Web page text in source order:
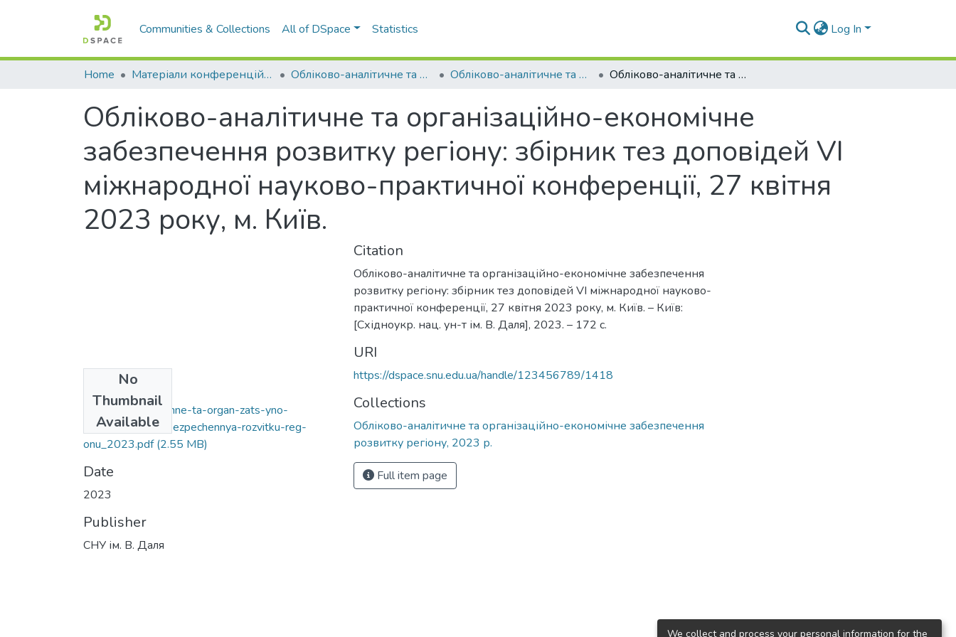
Communities & Collections All of DSpace Statistics Log In
Home Матеріали конференцій та семінарів Обліково-аналітичне та організаційно-економічне забезпечення розвитку регіону Обліково-аналітичне та організаційно-економічне забезпечення розвитку регіону, 2023 р. Обліково-аналітичне та організаційно-економічне забезпечення розвитку регіону: збірник тез доповідей VІ міжнародної науково-практичної конференції, 27 квітня 2023 року, м. Київ.
Обліково-аналітичне та організаційно-економічне
забезпечення розвитку регіону: збірник тез доповідей VІ
міжнародної науково-практичної конференції, 27 квітня
2023 року, м. Київ.
No
Thumbnail
Available
obl-kovo-anal-tichne-ta-organ-zats-yno-
ekonom-chne-zabezpechennya-rozvitku-reg-
onu_2023.pdf(2.55 MB)
Date
2023
Publisher
СНУ ім. В. Даля
Citation
Обліково-аналітичне та організаційно-економічне забезпечення
розвитку регіону: збірник тез доповідей VІ міжнародної науково-
практичної конференції, 27 квітня 2023 року, м. Київ. – Київ:
[Східноукр. нац. ун-т ім. В. Даля], 2023. – 172 с.
URI
https://dspace.snu.edu.ua/handle/123456789/1418
Collections
Обліково-аналітичне та організаційно-економічне забезпечення
розвитку регіону, 2023 р.
Full item page
We collect and process your personal information for the